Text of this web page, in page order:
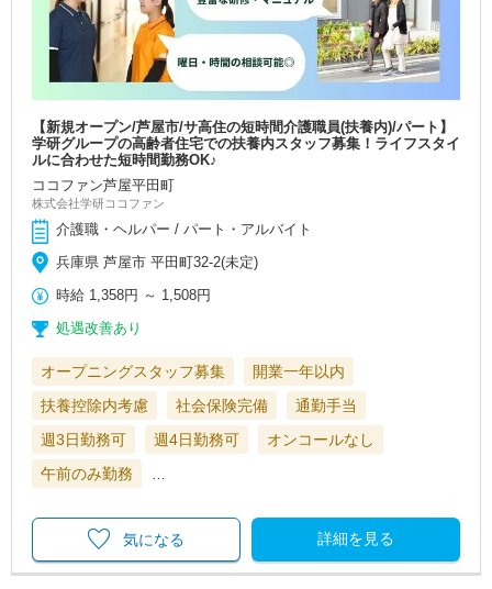
【新規オープン/芦屋市/サ高住の短時間介護職員(扶養内)/パート】
学研グループの高齢者住宅での扶養内スタッフ募集！ライフスタイ
ルに合わせた短時間勤務OK♪
ココファン芦屋平田町
株式会社学研ココファン
介護職・ヘルパー / パート・アルバイト
兵庫県 芦屋市 平田町32-2(未定)
時給 1,358円 ～ 1,508円
処遇改善あり
オープニングスタッフ募集
開業一年以内
扶養控除内考慮
社会保険完備
通勤手当
週3日勤務可
週4日勤務可
オンコールなし
午前のみ勤務
…
詳細を見る
気になる